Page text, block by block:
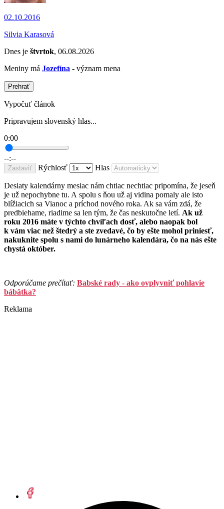
02.10.2016
Silvia Karasová
Dnes je štvrtok, 06.08.2026
Meniny má Jozefína - význam mena
Prehrať
Vypočuť článok
Pripravujem slovenský hlas...
0:00
--:--
Zastaviť Rýchlosť Hlas
Desiaty kalendárny mesiac nám chtiac nechtiac pripomína, že jeseň
je už nepochybne tu. A spolu s ňou už aj vidina pomaly ale isto
blížiacich sa Vianoc a príchod nového roka. Ak sa vám zdá, že
predbiehame, riadime sa len tým, že čas neskutočne letí. Ak už
roku 2016 máte v týchto chvíľach dosť, alebo naopak bol
k vám viac než štedrý a ste zvedavé, čo by ešte mohol priniesť,
nakuknite spolu s nami do lunárneho kalendára, čo na nás ešte
chystá október.
Odporúčame prečítať: Babské rady - ako ovplyvniť pohlavie
bábätka?
Reklama